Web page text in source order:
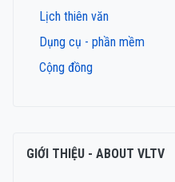
Lịch thiên văn
Dụng cụ - phần mềm
Cộng đồng
GIỚI THIỆU - ABOUT VLTV